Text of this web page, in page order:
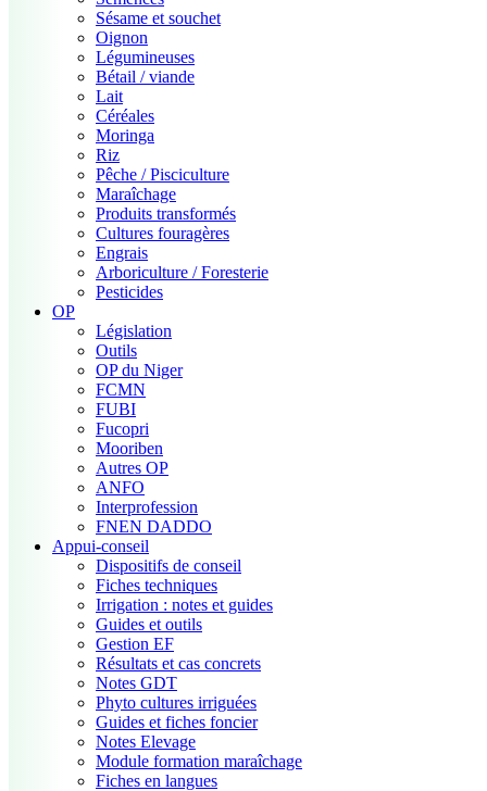
Sésame et souchet
Oignon
Légumineuses
Bétail / viande
Lait
Céréales
Moringa
Riz
Pêche / Pisciculture
Maraîchage
Produits transformés
Cultures fouragères
Engrais
Arboriculture / Foresterie
Pesticides
OP
Législation
Outils
OP du Niger
FCMN
FUBI
Fucopri
Mooriben
Autres OP
ANFO
Interprofession
FNEN DADDO
Appui-conseil
Dispositifs de conseil
Fiches techniques
Irrigation : notes et guides
Guides et outils
Gestion EF
Résultats et cas concrets
Notes GDT
Phyto cultures irriguées
Guides et fiches foncier
Notes Elevage
Module formation maraîchage
Fiches en langues